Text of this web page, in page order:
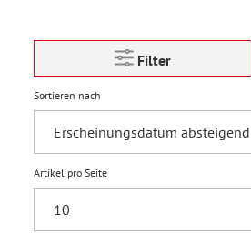
Filter
Sortieren nach
Artikel pro Seite